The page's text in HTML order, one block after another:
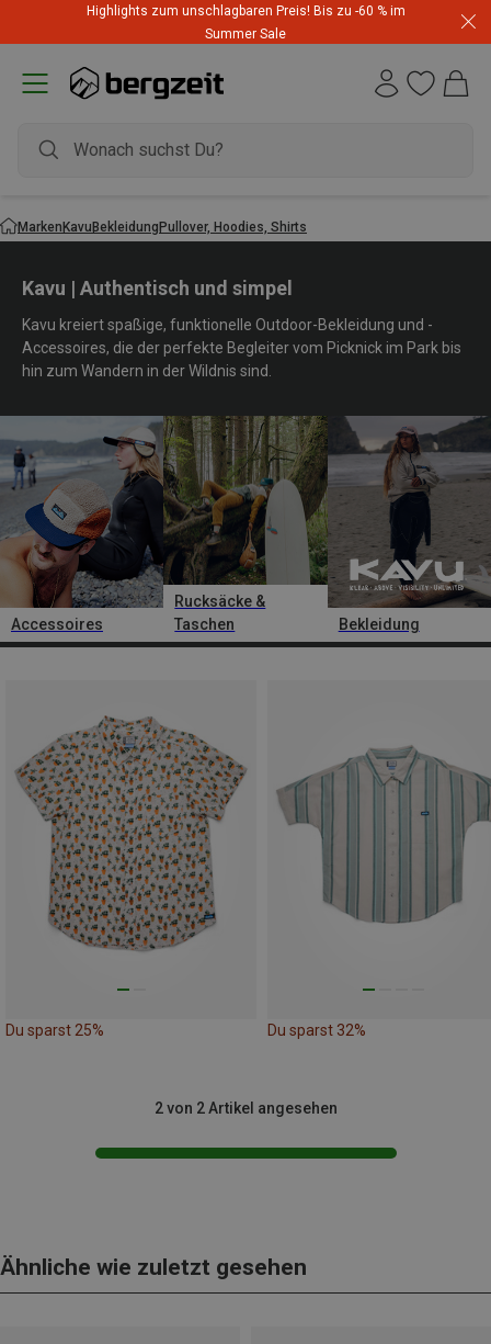
Highlights zum unschlagbaren Preis! Bis zu -60 % im
Summer Sale
MarkenKavuBekleidungPullover, Hoodies, Shirts
Kavu | Authentisch und simpel
Kavu kreiert spaßige, funktionelle Outdoor-Bekleidung und -
Accessoires, die der perfekte Begleiter vom Picknick im Park bis
hin zum Wandern in der Wildnis sind.
Accessoires
Rucksäcke &
Taschen
Bekleidung
Du sparst 25% Du sparst 32%
2 von 2 Artikel angesehen
Ähnliche wie zuletzt gesehen